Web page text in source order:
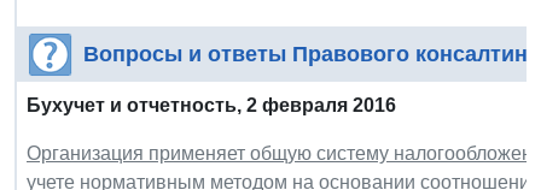
Вопросы и ответы Правового
Бухучет и отчетность, 2 февраля 2016
Организация применяет общую систему
учете нормативным методом на основании